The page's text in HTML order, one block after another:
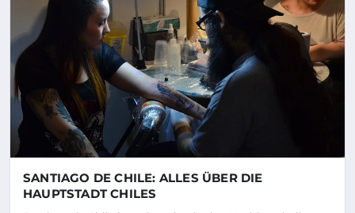
SANTIAGO DE CHILE: ALLES ÜBER DIE
HAUPTSTADT CHILES